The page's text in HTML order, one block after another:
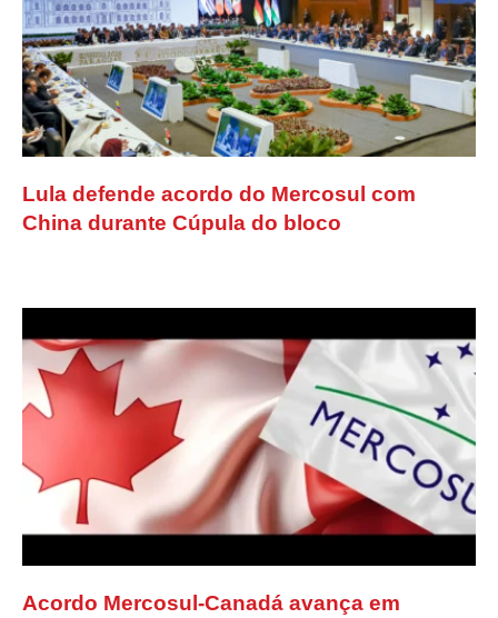
Lula defende acordo do Mercosul com
China durante Cúpula do bloco
Acordo Mercosul-Canadá avança em